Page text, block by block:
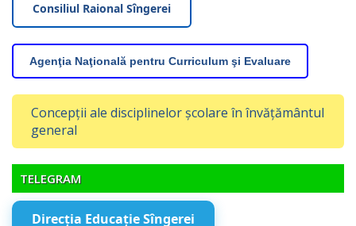
Consiliul Raional Sîngerei
Agenţia Naţională pentru Curriculum şi Evaluare
Concepții ale disciplinelor școlare în învățământul
general
TELEGRAM
Direcția Educație Sîngerei